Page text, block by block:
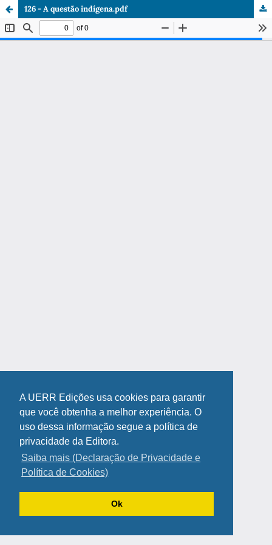
A UERR Edições usa cookies para garantir
que você obtenha a melhor experiência. O
uso dessa informação segue a política de
privacidade da Editora.
Saiba mais (Declaração de Privacidade e
Política de Cookies)
Ok
126 - A questão indígena.pdf